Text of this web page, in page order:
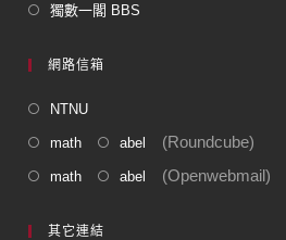
獨數一閣 BBS
網路信箱
NTNU
math abel (Roundcube)
math abel (Openwebmail)
其它連結